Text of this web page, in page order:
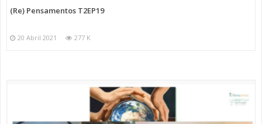
(Re) Pensamentos T2EP19
20 Abril 2021 277 K